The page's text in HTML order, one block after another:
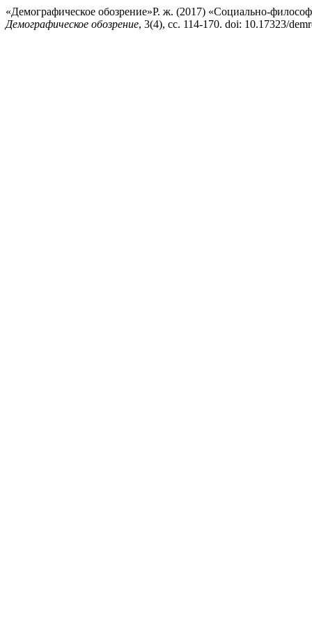
«Демографическое обозрение»Р. ж. (2017) «Социально-
Демографическое обозрение, 3(4), сс. 114-170. doi: 10.17323/